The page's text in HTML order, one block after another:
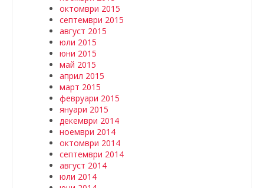
октомври 2015
септември 2015
август 2015
юли 2015
юни 2015
май 2015
април 2015
март 2015
февруари 2015
януари 2015
декември 2014
ноември 2014
октомври 2014
септември 2014
август 2014
юли 2014